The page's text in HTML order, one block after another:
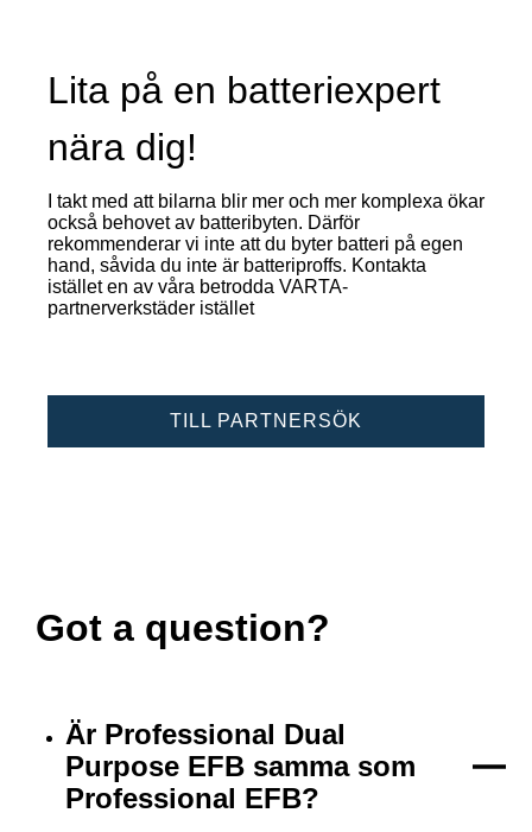
Lita på en batteriexpert
nära dig!
I takt med att bilarna blir mer och mer komplexa ökar
också behovet av batteribyten. Därför
rekommenderar vi inte att du byter batteri på egen
hand, såvida du inte är batteriproffs. Kontakta
istället en av våra betrodda VARTA-
partnerverkstäder istället
TILL PARTNERSÖK
Got a question?
Är Professional Dual
Purpose EFB samma som
Professional EFB?